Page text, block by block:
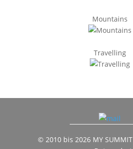
Mountains
Travelling
© 2010 bis 2026 MY SUMMIT